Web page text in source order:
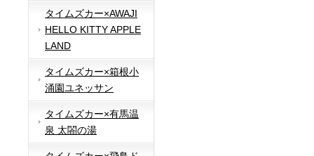
タイムズカー×AWAJI
HELLO KITTY APPLE
LAND
タイムズカー×箱根小
涌園ユネッサン
タイムズカー×有馬温
泉 太閤の湯